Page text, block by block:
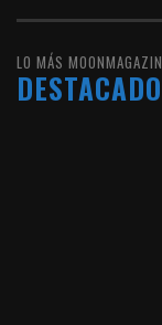
LO MÁS
DESTACADO